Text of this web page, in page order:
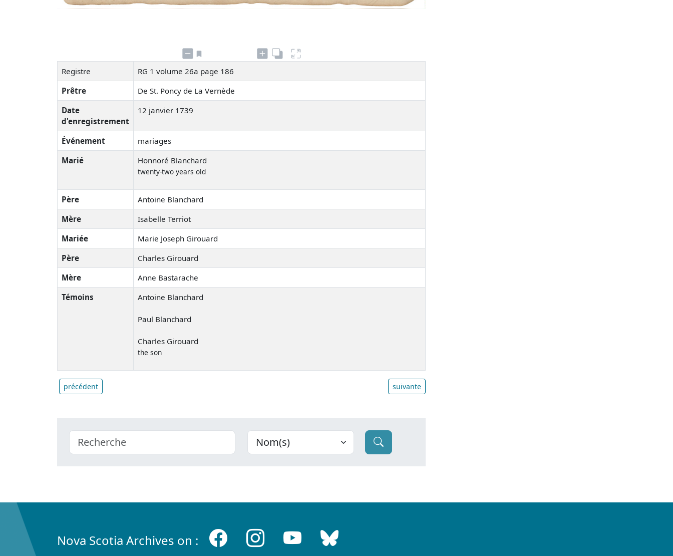
Registre
RG 1 volume 26a page 186
Prêtre
De St. Poncy de La Vernède
Date
d'enregistrement
12 janvier 1739
Événement
mariages
Marié
Honnoré Blanchard
twenty-two years old
Père
Antoine Blanchard
Mère
Isabelle Terriot
Mariée
Marie Joseph Girouard
Père
Charles Girouard
Mère
Anne Bastarache
Témoins
Antoine Blanchard
Paul Blanchard
Charles Girouard
the son
précédent suivante
Nova Scotia Archives on :